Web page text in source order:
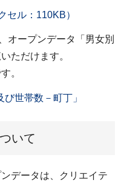
セル：110KB）
オープンデータ「男女別
ただけます。
。
世帯数－町丁」
いて
データは、クリエイテ